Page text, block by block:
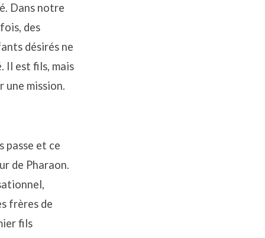
Dans notre
des
désirés ne
Il est fils, mais
une mission.
passe et ce
de Pharaon.
frères de
fils